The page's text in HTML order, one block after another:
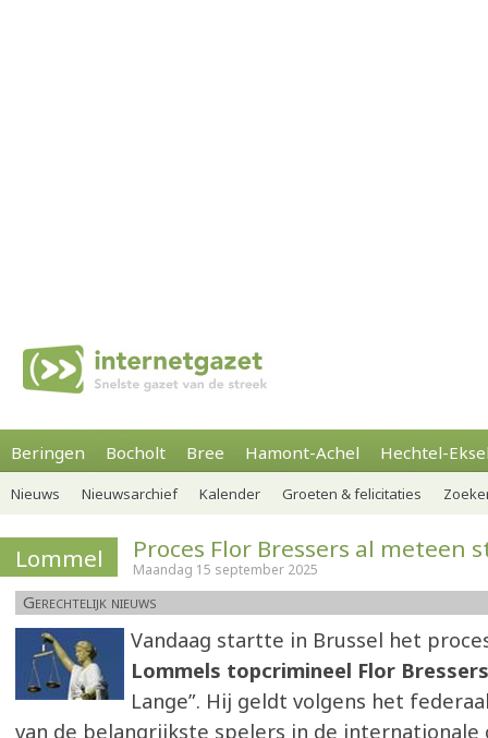
Beringen Bocholt Bree Hamont-Achel Hechtel-
Nieuws Nieuwsarchief Kalender Groeten & felicitaties
Lommel Proces Flor Bressers al meteen
Maandag 15 september 2025
Gerechtelijk nieuws
Vandaag startte in Brussel het
Lommels topcrimineel Flor Bressers
Lange”. Hij geldt volgens het
van de belangrijkste spelers in de internationale